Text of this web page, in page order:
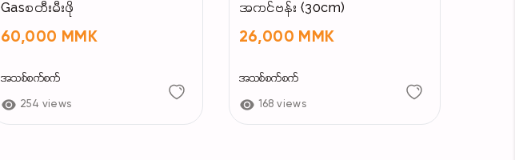
Gasစတီးမီးဖို
60,000 MMK
အသစ်စက်စက်
254 views
အကင်ဗန်း (30cm)
26,000 MMK
အသစ်စက်စက်
168 views